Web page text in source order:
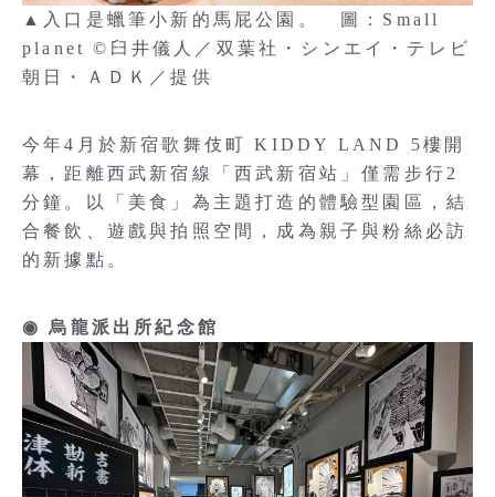
▲入口是蠟筆小新的馬屁公園。 圖：Small
planet ©臼井儀人／双葉社・シンエイ・テレビ
朝日・ＡＤＫ／提供
今年4月於新宿歌舞伎町 KIDDY LAND 5樓開
幕，距離西武新宿線「西武新宿站」僅需步行2
分鐘。以「美食」為主題打造的體驗型園區，結
合餐飲、遊戲與拍照空間，成為親子與粉絲必訪
的新據點。
◉ 烏龍派出所紀念館